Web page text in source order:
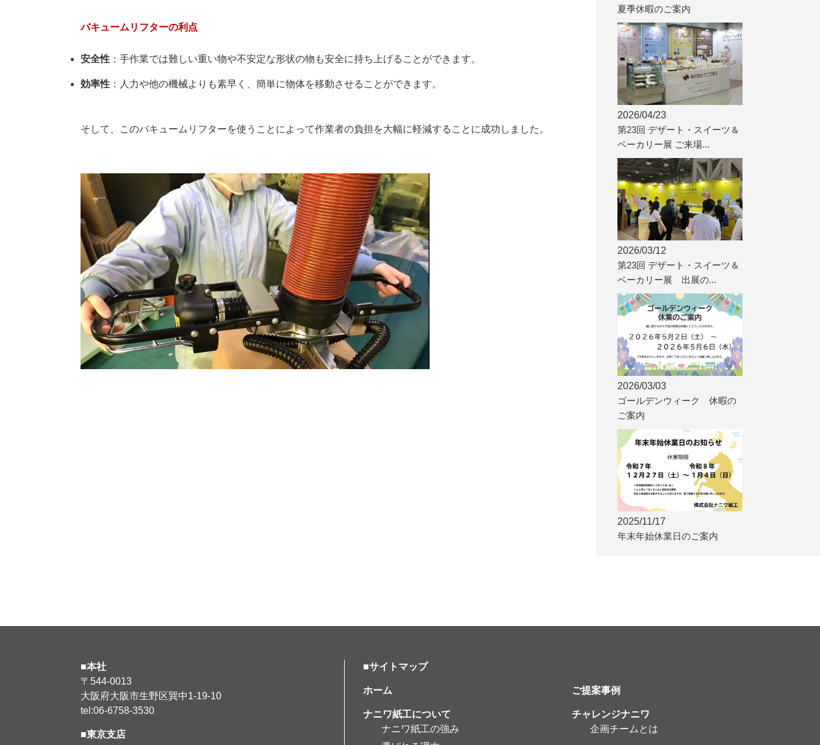
バキュームリフターの利点
安全性 ：手作業では難しい重い物や不安定な形状の物も安全に持ち上げることができます。
効率性 ：人力や他の機械よりも素早く、簡単に物体を移動させることができます。
そして、このバキュームリフターを使うことによって作業者の負担を大幅に軽減することに成功しました。
夏季休暇のご案内
2026/04/23
第23回 デザート・スイーツ＆
ベーカリー展 ご来場...
2026/03/12
第23回 デザート・スイーツ＆
ベーカリー展 出展の...
2026/03/03
ゴールデンウィーク 休暇の
ご案内
2025/11/17
年末年始休業日のご案内
■本社
〒544-0013
大阪府大阪市生野区巽中1-19-10
tel:06-6758-3530
■東京支店
■サイトマップ
ホーム
ナニワ紙工について
ナニワ紙工の強み
ご提案事例
チャレンジナニワ
企画チームとは